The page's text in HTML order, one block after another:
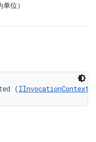
位）
(IInvocationContext